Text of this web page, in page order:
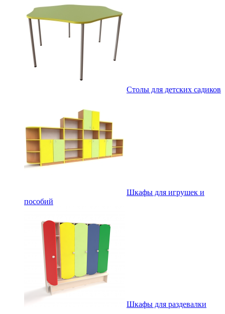
Столы для детских садиков
Шкафы для игрушек и
пособий
Шкафы для раздевалки